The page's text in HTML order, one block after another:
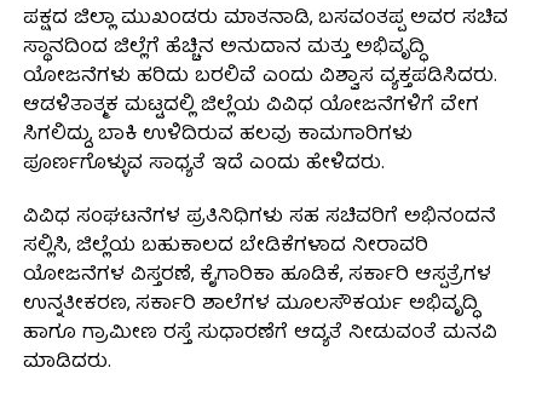
ಪಕ್ಷದ ಜಿಲ್ಲಾ ಮುಖಂಡರು ಮಾತನಾಡಿ, ಬಸವಂತಪ್ಪ ಅವರ ಸಚಿವ
ಸ್ಥಾನದಿಂದ ಜಿಲ್ಲೆಗೆ ಹೆಚ್ಚಿನ ಅನುದಾನ ಮತ್ತು ಅಭಿವೃದ್ಧಿ
ಯೋಜನೆಗಳು ಹರಿದು ಬರಲಿವೆ ಎಂದು ವಿಶ್ವಾಸ ವ್ಯಕ್ತಪಡಿಸಿದರು.
ಆಡಳಿತಾತ್ಮಕ ಮಟ್ಟದಲ್ಲಿ ಜಿಲ್ಲೆಯ ವಿವಿಧ ಯೋಜನೆಗಳಿಗೆ ವೇಗ
ಸಿಗಲಿದ್ದು, ಬಾಕಿ ಉಳಿದಿರುವ ಹಲವು ಕಾಮಗಾರಿಗಳು
ಪೂರ್ಣಗೊಳ್ಳುವ ಸಾಧ್ಯತೆ ಇದೆ ಎಂದು ಹೇಳಿದರು.
ವಿವಿಧ ಸಂಘಟನೆಗಳ ಪ್ರತಿನಿಧಿಗಳು ಸಹ ಸಚಿವರಿಗೆ ಅಭಿನಂದನೆ
ಸಲ್ಲಿಸಿ, ಜಿಲ್ಲೆಯ ಬಹುಕಾಲದ ಬೇಡಿಕೆಗಳಾದ ನೀರಾವರಿ
ಯೋಜನೆಗಳ ವಿಸ್ತರಣೆ, ಕೈಗಾರಿಕಾ ಹೂಡಿಕೆ, ಸರ್ಕಾರಿ ಆಸ್ಪತ್ರೆಗಳ
ಉನ್ನತೀಕರಣ, ಸರ್ಕಾರಿ ಶಾಲೆಗಳ ಮೂಲಸೌಕರ್ಯ ಅಭಿವೃದ್ಧಿ
ಹಾಗೂ ಗ್ರಾಮೀಣ ರಸ್ತೆ ಸುಧಾರಣೆಗೆ ಆದ್ಯತೆ ನೀಡುವಂತೆ ಮನವಿ
ಮಾಡಿದರು.